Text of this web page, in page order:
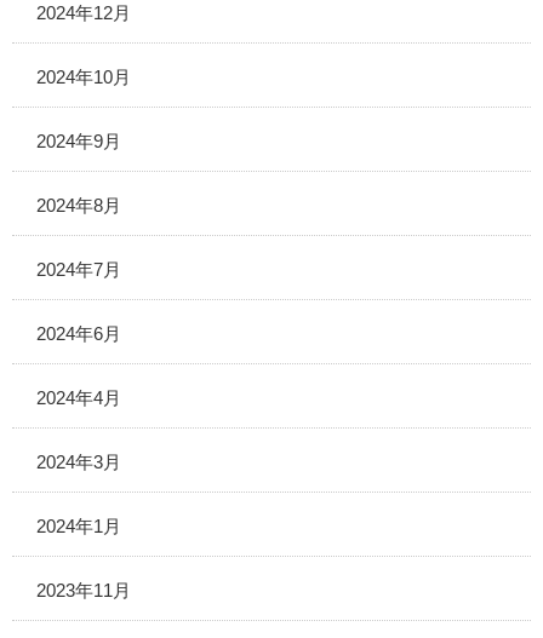
2024年12月
2024年10月
2024年9月
2024年8月
2024年7月
2024年6月
2024年4月
2024年3月
2024年1月
2023年11月